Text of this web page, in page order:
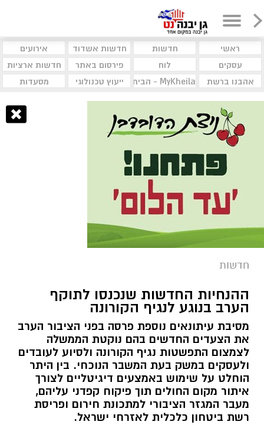
ראשי חדשות חדשות אשדוד
אירועים
עסקים
לוח פירסום באתר
חדשות ארציות
אהבנו ברשת
MyKheila - הבית לעסקים וקהילות ייעוץ טכנולוגי מסעדות
חדשות
ההנחיות החדשות שנכנסו לתוקף
הערב בנוגע לנגיף הקורונה
מסיבת עיתונאים נוספת פרסה בפני הציבור הערב
את הצעדים החדשים בהם נוקטת הממשלה
לצמצום התפשטות נגיף הקורונה ולסיוע לעובדים
ולעסקים במשק בעת המשבר הנוכחי. בין היתר
הוחלט על שימוש באמצעים דיגיטליים לצורך
איתור מקום החולים תוך פיקוח קפדני עליהם,
מעבר המגזר הציבורי למתכונת חירום ופריסת
רשת ביטחון כלכלית לאזרחי ישראל.